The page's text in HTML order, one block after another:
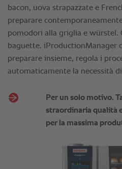
bacon, uova strapazzate e
preparare
pomodori alla griglia e würstel.
baguette. iProductionManager
preparare insieme, regola i
automaticamente la necessità
Per un solo motivo.
straordinaria qualità
per la massima